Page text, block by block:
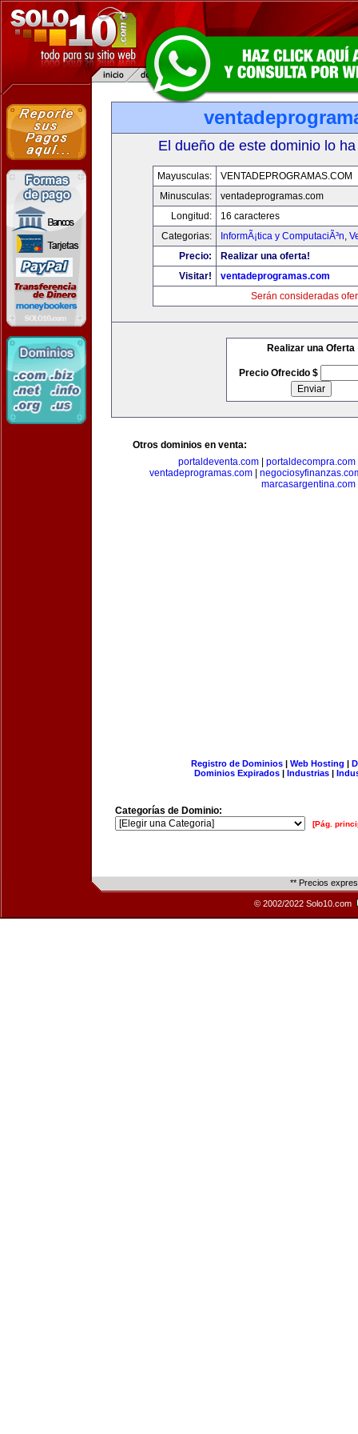
El dueño de este dominio lo
Mayusculas:
VENTADEPROGRAMAS.COM
Minusculas:
ventadeprogramas.com
Longitud:
16 caracteres
Categorias:
InformÃ¡tica y ComputaciÃ³n,
Precio:
Realizar una oferta!
Visitar!
ventadeprogramas.com
Serán consideradas
Realizar una Oferta
Precio Ofrecido $
Otros dominios en venta:
portaldeventa.com
portaldecompra.com
ventadeprogramas.com|
marcasargentina.com
Registro de Dominios| Web Hosting |
Dominios Expirados | Industrias |
Categorías de Dominio:
[Pág.
** Precios
© 2002/2022 Solo10.com